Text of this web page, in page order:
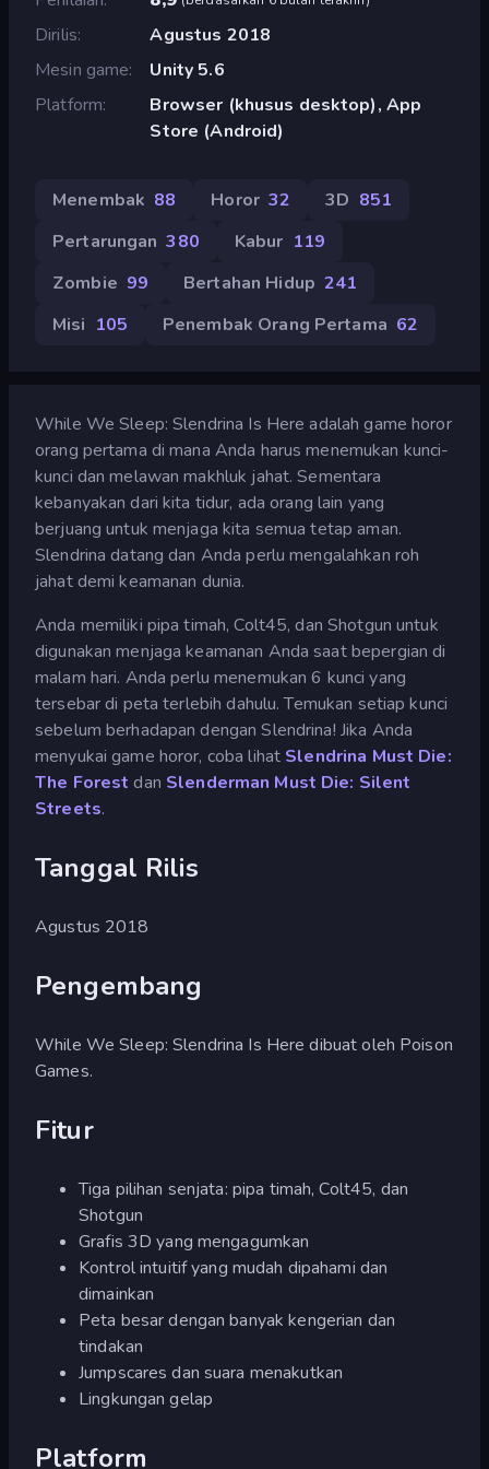
Dirilis
Agustus 2018
Mesin game
Unity 5.6
Platform
Browser (khusus desktop), App
Store (Android)
Menembak 88 Horor 32 3D 851
Pertarungan 380 Kabur 119
Zombie 99 Bertahan Hidup 241
Misi 105 Penembak Orang Pertama 62
While We Sleep: Slendrina Is Here adalah game horor
orang pertama di mana Anda harus menemukan kunci-
kunci dan melawan makhluk jahat. Sementara
kebanyakan dari kita tidur, ada orang lain yang
berjuang untuk menjaga kita semua tetap aman.
Slendrina datang dan Anda perlu mengalahkan roh
jahat demi keamanan dunia.
Anda memiliki pipa timah, Colt45, dan Shotgun untuk
digunakan menjaga keamanan Anda saat bepergian di
malam hari. Anda perlu menemukan 6 kunci yang
tersebar di peta terlebih dahulu. Temukan setiap kunci
sebelum berhadapan dengan Slendrina! Jika Anda
menyukai game horor, coba lihat Slendrina Must Die:
The Forest dan Slenderman Must Die: Silent
Streets.
Tanggal Rilis
Agustus 2018
Pengembang
While We Sleep: Slendrina Is Here dibuat oleh Poison
Games.
Fitur
Tiga pilihan senjata: pipa timah, Colt45, dan
Shotgun
Grafis 3D yang mengagumkan
Kontrol intuitif yang mudah dipahami dan
dimainkan
Peta besar dengan banyak kengerian dan
tindakan
Jumpscares dan suara menakutkan
Lingkungan gelap
Platform